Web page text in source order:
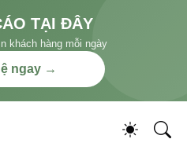
TẠI ĐÂY
khách hàng mỗi ngày
ngay →